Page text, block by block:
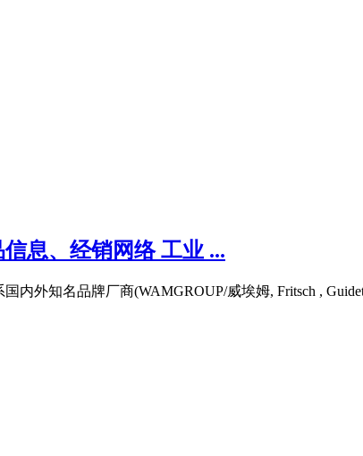
息、经销网络 工业 ...
内外知名品牌厂商(WAMGROUP/威埃姆, Fritsch ,